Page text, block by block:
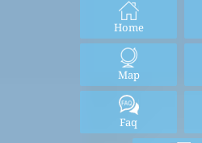
Home
Map
Faq